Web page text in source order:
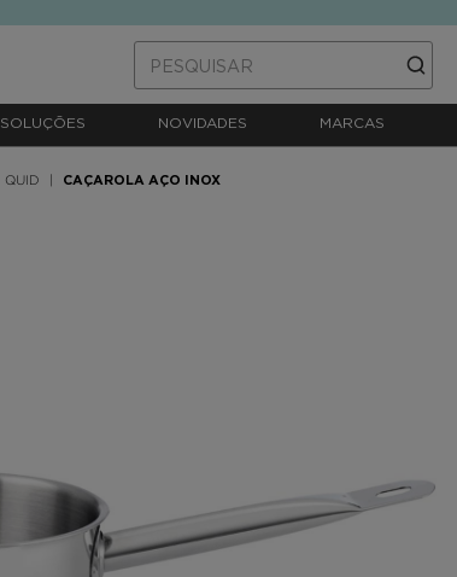
SOLUÇÕES NOVIDADES MARCAS
QUID CAÇAROLA AÇO INOX